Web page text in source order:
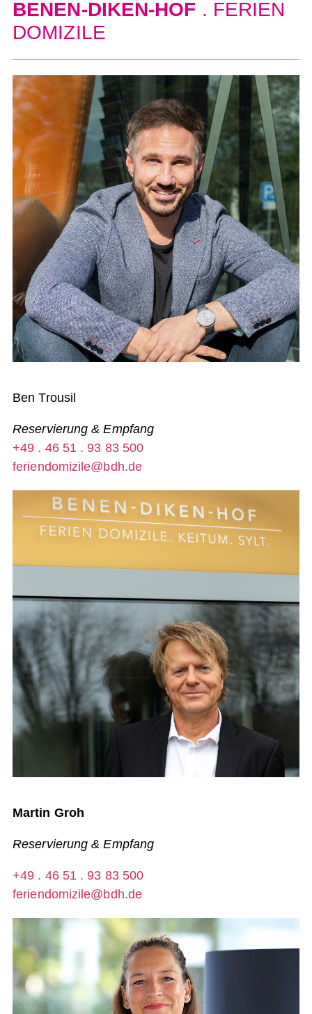
BENEN-DIKEN-HOF . FERIEN
DOMIZILE
Ben Trousil
Reservierung & Empfang
+49 . 46 51 . 93 83 500
feriendomizile@bdh.de
Martin Groh
Reservierung & Empfang
+49 . 46 51 . 93 83 500
feriendomizile@bdh.de